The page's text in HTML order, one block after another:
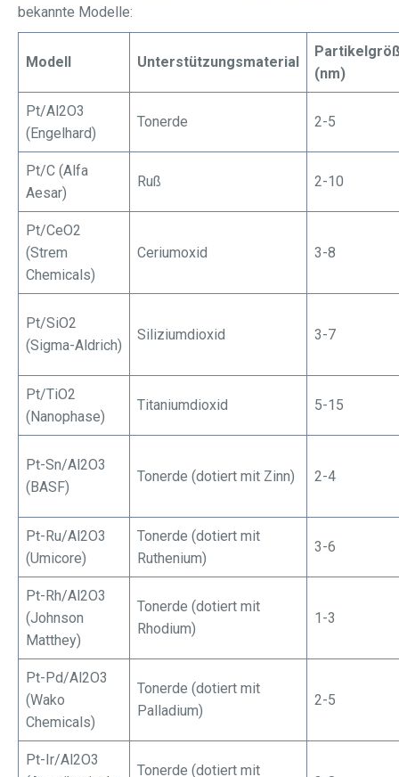
bekannte Modelle:
Modell Unterstützungsmaterial
(nm)
Pt/Al2O3
(Engelhard)
Tonerde 2-5
Pt/C (Alfa
Aesar)
Ruß 2-10
Pt/CeO2
(Strem
Chemicals)
Ceriumoxid 3-8
Pt/SiO2
(Sigma-Aldrich)
Siliziumdioxid 3-7
Pt/TiO2
(Nanophase)
Titaniumdioxid 5-15
Pt-Sn/Al2O3
(BASF)
Tonerde (dotiert mit Zinn) 2-4
Pt-Ru/Al2O3
(Umicore)
Tonerde (dotiert mit
Ruthenium)
3-6
Pt-Rh/Al2O3
(Johnson
Matthey)
Tonerde (dotiert mit
Rhodium)
1-3
Pt-Pd/Al2O3
(Wako
Chemicals)
Tonerde (dotiert mit
Palladium)
2-5
Pt-Ir/Al2O3
Tonerde (dotiert mit